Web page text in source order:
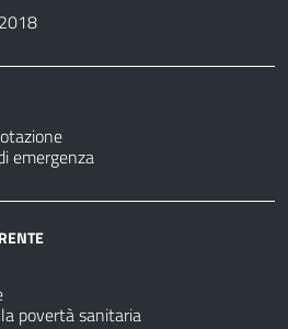
emergenza
povertà sanitaria